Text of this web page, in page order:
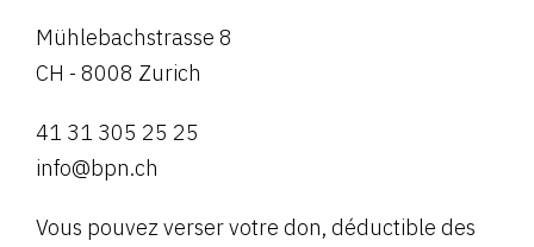
Mühlebachstrasse 8
CH - 8008 Zurich
41 31 305 25 25
info@bpn.ch
Vous pouvez verser votre don, déductible des